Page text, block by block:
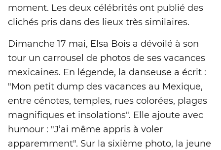
moment. Les deux célébrités ont publié des
clichés pris dans des lieux très similaires.
Dimanche 17 mai, Elsa Bois a dévoilé à son
tour un carrousel de photos de ses vacances
mexicaines. En légende, la danseuse a écrit :
"Mon petit dump des vacances au Mexique,
entre cénotes, temples, rues colorées, plages
magnifiques et insolations". Elle ajoute avec
humour : "J’ai même appris à voler
apparemment". Sur la sixième photo, la jeune